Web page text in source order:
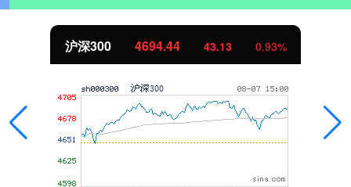
沪深300 4694.44 43.13 0.93%